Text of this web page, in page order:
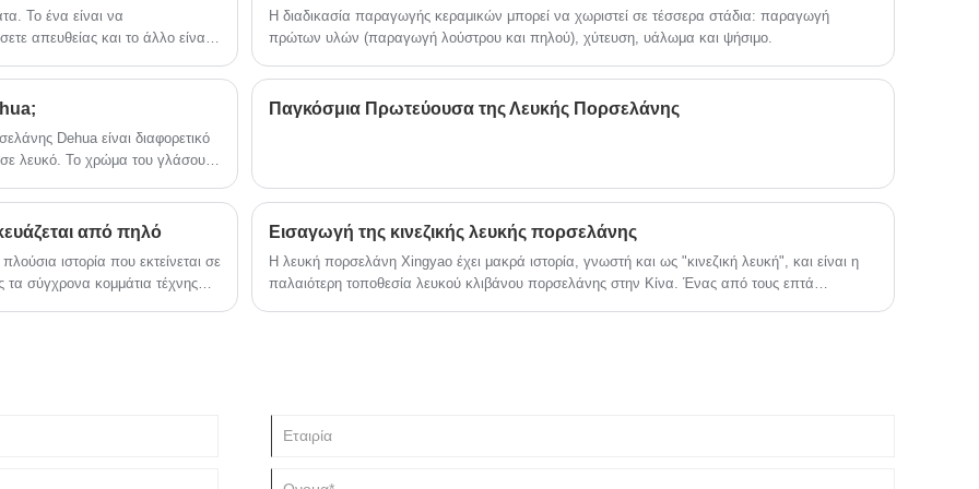
αντοχή στη φθορά, αντοχή στο
ξεθώριασμα, αντοχή στην υγρασία και
αντοχή στην οξείδωση.
στα παιδιά τους ότι τα δώρα που
λαμβάνουν τα Χριστούγεννα είναι από τον
από την ιδέα μιας μυστηριώδους φιγούρας
που φέρνει δώρα σε μικρά παιδιά. Ο
Νικόλαος ήταν ένας συμπονετικός
Το ένα είναι να
απευθείας και το άλλο είναι
πλίθα και στη συνέχεια
σε υψηλή θερμοκρασία άνω των
Η διαδικασία παραγωγής κεραμικών μπορεί να χωριστεί σε τέσσερα στάδια: παραγωγή
πρώτων υλών (παραγωγή λούστρου και πηλού), χύτευση, υάλωμα και ψήσιμο.
Dehua είναι διαφορετικό
σε λευκό. Το χρώμα του γλάσου
λευκό από τους Γάλλους.
Παγκόσμια Πρωτεύουσα της Λευκής Πορσελάνης
από πηλό
ιστορία που εκτείνεται σε
τα σύγχρονα κομμάτια τέχνης
Εισαγωγή της κινεζικής λευκής πορσελάνης
Η λευκή πορσελάνη Xingyao έχει μακρά ιστορία, γνωστή και ως "κινεζική λευκή", και είναι η
παλαιότερη τοποθεσία λευκού κλιβάνου πορσελάνης στην Κίνα. Ένας από τους επτά